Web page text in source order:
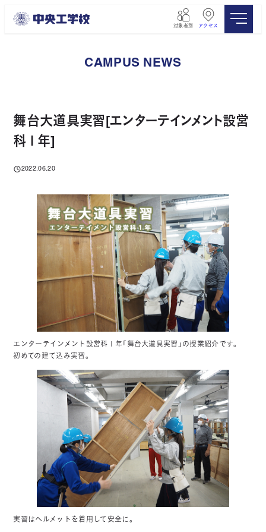
対象者別 アクセス
CAMPUS NEWS
舞台大道具実習[エンターテインメント設営
科１年]
投稿日
2022.06.20
エンターテインメント設営科１年「舞台大道具実習」の授業紹介です。
初めての建て込み実習。
実習はヘルメットを着用して安全に。